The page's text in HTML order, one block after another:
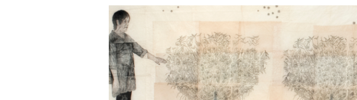
l’honneur, avec la monographie de
Kiki Smith et avec l'exposition
collective "À fleur de peau"